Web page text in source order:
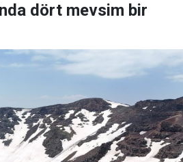
dört mevsim bir